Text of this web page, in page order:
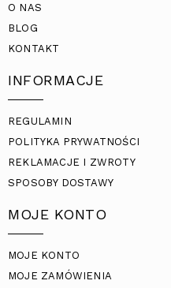
O NAS
BLOG
KONTAKT
INFORMACJE
REGULAMIN
POLITYKA PRYWATNOŚCI
REKLAMACJE I ZWROTY
SPOSOBY DOSTAWY
MOJE KONTO
MOJE KONTO
MOJE ZAMÓWIENIA